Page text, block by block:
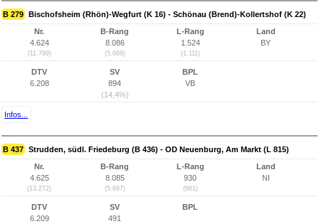
B 279 Bischofsheim (Rhön)-Wegfurt (K 16) - Schönau (Brend)-Kollertshof (K 22)
Nr.
4.624
(11.799)
B-Rang
8.086
(5.688)
L-Rang
1.524
(1.111)
Land
BY
DTV
6.208
SV
894
(14,4%)
BPL
VB
Infos...
B 437 Strudden, südl. Friedeburg (B 436) - OD Neuenburg, Am Markt (L 815)
Nr.
4.625
(13.272)
B-Rang
8.085
(5.687)
L-Rang
930
(661)
Land
NI
DTV
6.209
SV
491
BPL